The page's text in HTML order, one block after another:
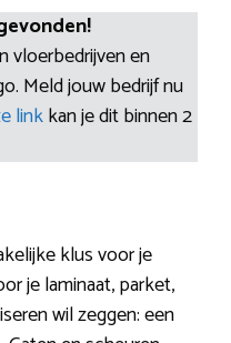
vloerbedrijven en
Meld jouw bedrijf nu
linkkan je dit binnen 2
klus voor je
je laminaat, parket,
wil zeggen: een